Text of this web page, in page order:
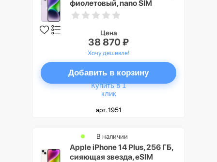
фиолетовый, nano SIM
Цена
38 870 ₽
Хочу дешевле!
Добавить в корзину
Купить в 1
клик
арт. 1951
Apple iPhone 14 Plus, 256 ГБ,
сияющая звезда, eSIM
В наличии